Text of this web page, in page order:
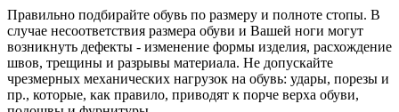
Правильно подбирайте обувь по размеру и полноте стопы. В
случае несоответствия размера обуви и Вашей ноги могут
возникнуть дефекты - изменение формы изделия, расхождение
швов, трещины и разрывы материала. Не допускайте
чрезмерных механических нагрузок на обувь: удары, порезы и
пр., которые, как правило, приводят к порче верха обуви,